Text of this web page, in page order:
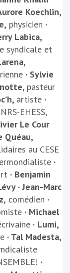
Koechlin,
physicien ·
Labica,
syndicale et
· Sylvie
, pasteur
artiste ·
EHESS,
Le Cour
Quéau,
au CESE
·
· Benjamin
·Jean-Marc
comédien ·
· Michael
· Lumi,
· Tal Madesta,
·